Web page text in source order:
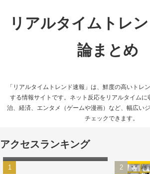
リアルタイムトレ
論まとめ
「リアルタイムトレンド速報」は、鮮度の高いトレ
する情報サイトです。ネット反応をリアルタイムに
治、経済、エンタメ（ゲームや漫画）など、幅広い
チェックできます。
アクセスランキング
【画像あり】セブンイレブン
が「台湾＝中国」表記で炎
上 ハワイとの違いにツッコ
ミ多数